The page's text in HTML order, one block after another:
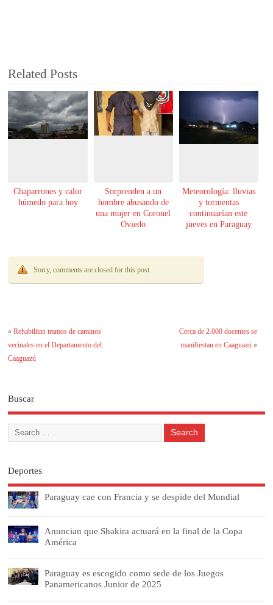
Related Posts
Chaparrones y calor
húmedo para hoy
Sorprenden a un
hombre abusando de
una mujer en Coronel
Oviedo
Meteorología: lluvias
y tormentas
continuarían este
jueves en Paraguay
Sorry, comments are closed for this post
«Rehabilitan tramos de caminos
vecinales en el Departamento del
Caaguazú
Cerca de 2.000 docentes se
manifiestan en Caaguazú»
Buscar
Deportes
Paraguay cae con Francia y se despide del Mundial
Anuncian que Shakira actuará en la final de la Copa
América
Paraguay es escogido como sede de los Juegos
Panamericanos Junior de 2025